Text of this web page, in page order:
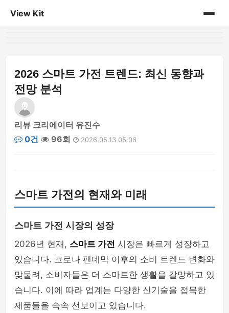
View Kit
2026 스마트 가전 트렌드: 최신 동향과
전망 분석
리뷰 크리에이터 유진수
0건
96회 2026.05.13 05:06
스마트 가전의 현재와 미래
스마트 가전 시장의 성장
2026년 현재, 스마트 가전 시장은 빠르게 성장하고
있습니다. 코로나 팬데믹 이후의 소비 트렌드 변화와
맞물려, 소비자들은 더 스마트한 생활을 갈망하고 있
습니다. 이에 따라 업계는 다양한 신기술을 접목한
제품들을 속속 선보이고 있습니다.